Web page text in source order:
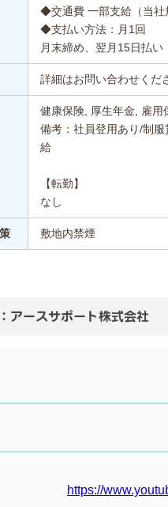
◆交通費 一部支給（当社
◆支払い方法：月1回
月末締め、翌月15日払い
詳細はお問い合わせくだ
健康保険, 厚生年金, 雇用
備考：社員登用あり/制
給
【転勤】
なし
敷地内禁煙
アースサポート株式会社
https://